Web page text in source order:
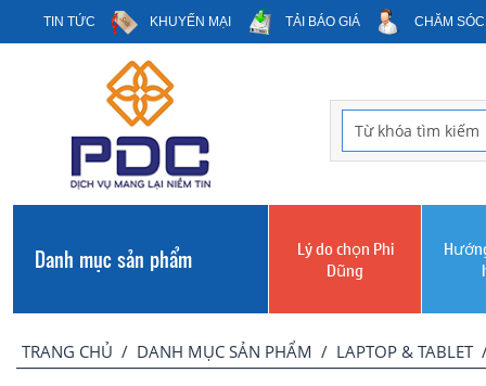
TIN TỨC KHUYẾN MẠI TẢI BÁO GIÁ CHĂM
Danh mục sản phẩm
Lý do chọn Phi
Dũng
TRANG CHỦ / DANH MỤC SẢN PHẨM / LAPTOP & TABLET